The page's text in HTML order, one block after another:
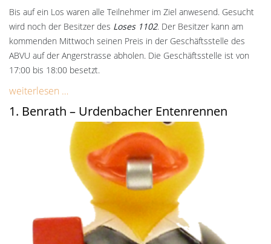
Bis auf ein Los waren alle Teilnehmer im Ziel anwesend. Gesucht
wird noch der Besitzer des Loses 1102. Der Besitzer kann am
kommenden Mittwoch seinen Preis in der Geschäftsstelle des
ABVU auf der Angerstrasse abholen. Die Geschäftsstelle ist von
17:00 bis 18:00 besetzt.
weiterlesen …
1. Benrath – Urdenbacher Entenrennen